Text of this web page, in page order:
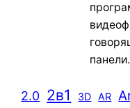
2.0 2в1 3D AR